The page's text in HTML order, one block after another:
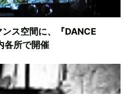
ス空間に、『DANCE
各所で開催